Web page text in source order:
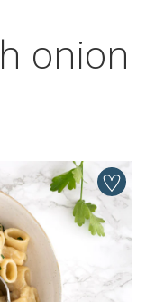
onion